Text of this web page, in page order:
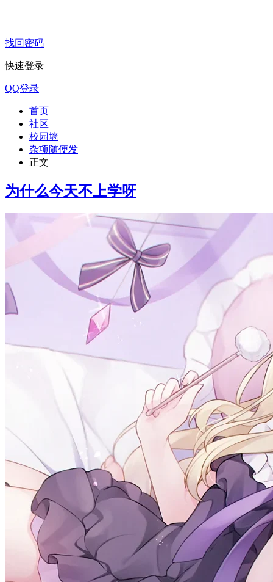
找回密码
快速登录
QQ登录
首页
社区
校园墙
杂项随便发
正文
为什么今天不上学呀